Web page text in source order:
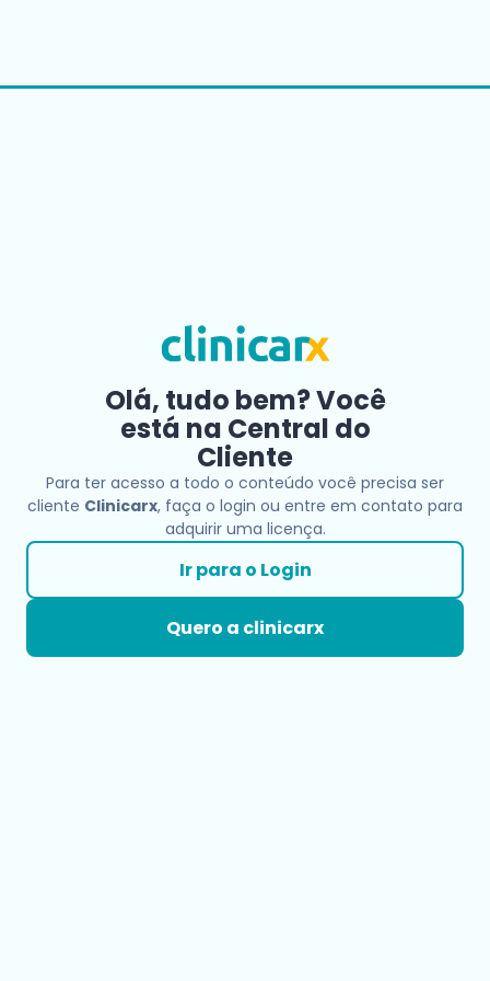
Olá, tudo bem? Você
está na Central do
Cliente
Para ter acesso a todo o conteúdo você precisa ser
cliente Clinicarx, faça o login ou entre em contato para
adquirir uma licença.
Ir para o Login
Quero a clinicarx